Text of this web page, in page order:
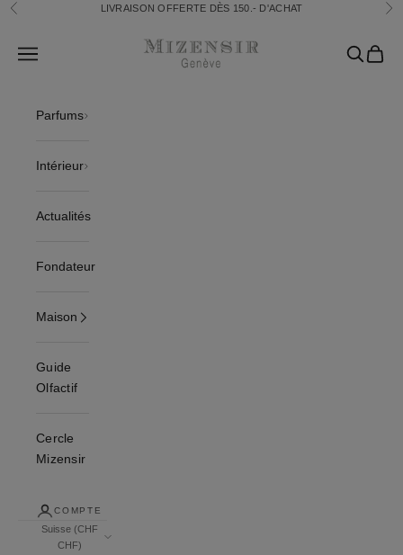
Passer au contenu
Précédent LIVRAISON OFFERTE DÈS 150.- D'ACHAT
Mizensir.ch
Translation missing: fr.header.general.open_menu
Panier
Parfums
Intérieur
Actualités
Fondateur
Maison
Guide
Olfactif
Cercle
Mizensir
COMPTE
Suisse (CHF
CHF)